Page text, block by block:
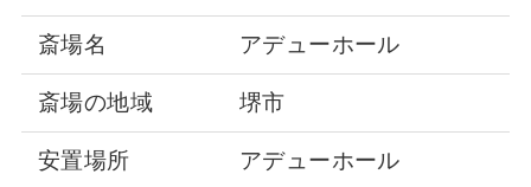
斎場名 アデューホール
斎場の地域 堺市
安置場所 アデューホール